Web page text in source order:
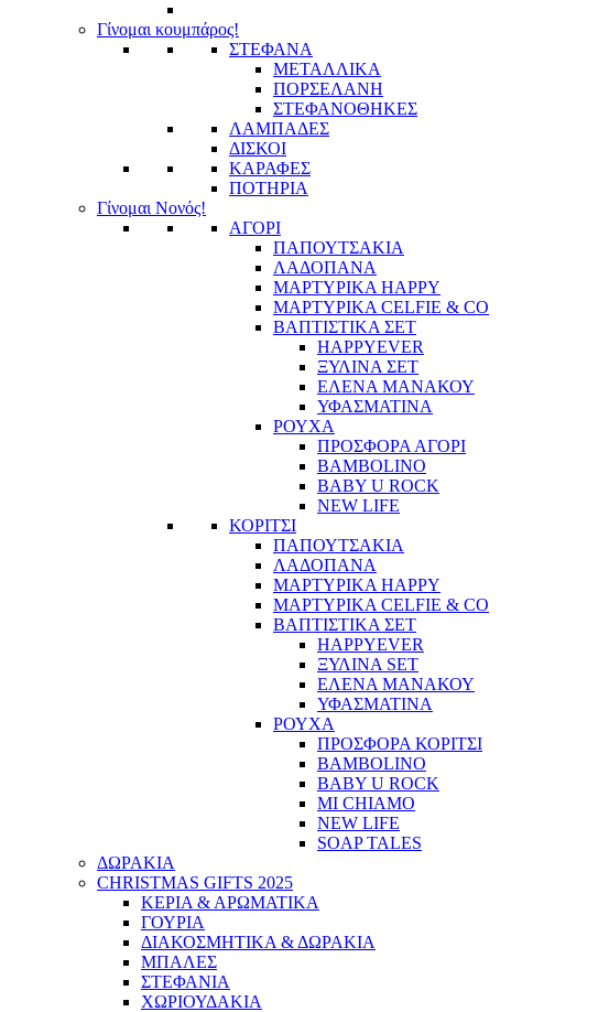
Γίνομαι κουμπάρος!
ΣΤΕΦΑΝΑ
ΜΕΤΑΛΛΙΚΑ
ΠΟΡΣΕΛΑΝΗ
ΣΤΕΦΑΝΟΘΗΚΕΣ
ΛΑΜΠΑΔΕΣ
ΔΙΣΚΟΙ
ΚΑΡΑΦΕΣ
ΠΟΤΗΡΙΑ
Γίνομαι Νονός!
ΑΓΟΡΙ
ΠΑΠΟΥΤΣΑΚΙΑ
ΛΑΔΟΠΑΝΑ
ΜΑΡΤΥΡΙΚΑ HAPPY
ΜΑΡΤΥΡΙΚΑ CELFIE & CO
ΒΑΠΤΙΣΤΙΚΑ ΣΕΤ
HAPPYEVER
ΞΥΛΙΝΑ ΣΕΤ
ΕΛΕΝΑ ΜΑΝΑΚΟΥ
ΥΦΑΣΜΑΤΙΝΑ
ΡΟΥΧΑ
ΠΡΟΣΦΟΡΑ ΑΓΟΡΙ
BAMBOLINO
BABY U ROCK
NEW LIFE
ΚΟΡΙΤΣΙ
ΠΑΠΟΥΤΣΑΚΙΑ
ΛΑΔΟΠΑΝΑ
ΜΑΡΤΥΡΙΚΑ HAPPY
ΜΑΡΤΥΡΙΚΑ CELFIE & CO
ΒΑΠΤΙΣΤΙΚΑ ΣΕΤ
HAPPYEVER
ΞΥΛΙΝΑ SET
ΕΛΕΝΑ ΜΑΝΑΚΟΥ
ΥΦΑΣΜΑΤΙΝΑ
ΡΟΥΧΑ
ΠΡΟΣΦΟΡΑ ΚΟΡΙΤΣΙ
BAMBOLINO
BABY U ROCK
MI CHIAMO
NEW LIFE
SOAP TALES
ΔΩΡΑΚΙΑ
CHRISTMAS GIFTS 2025
ΚΕΡΙΑ & ΑΡΩΜΑΤΙΚΑ
ΓΟΥΡΙΑ
ΔΙΑΚΟΣΜΗΤΙΚΑ & ΔΩΡΑΚΙΑ
ΜΠΑΛΕΣ
ΣΤΕΦΑΝΙΑ
ΧΩΡΙΟΥΔΑΚΙΑ